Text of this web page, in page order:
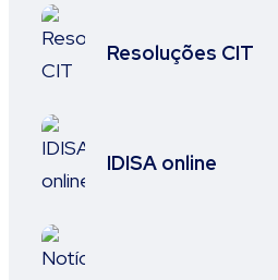
Resoluções CIT
IDISA online